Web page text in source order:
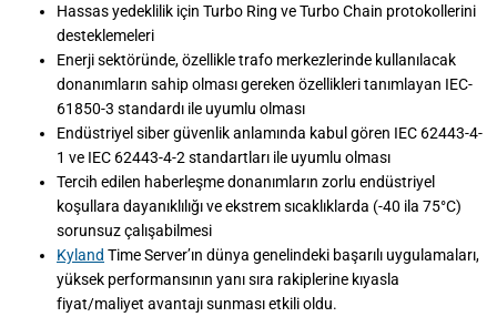
Hassas yedeklilik için Turbo Ring ve Turbo Chain protokollerini
desteklemeleri
Enerji sektöründe, özellikle trafo merkezlerinde kullanılacak
donanımların sahip olması gereken özellikleri tanımlayan IEC-
61850-3 standardı ile uyumlu olması
Endüstriyel siber güvenlik anlamında kabul gören IEC 62443-4-
1 ve IEC 62443-4-2 standartları ile uyumlu olması
Tercih edilen haberleşme donanımların zorlu endüstriyel
koşullara dayanıklılığı ve ekstrem sıcaklıklarda (-40 ila 75°C)
sorunsuz çalışabilmesi
Kyland Time Server’ın dünya genelindeki başarılı uygulamaları,
yüksek performansının yanı sıra rakiplerine kıyasla
fiyat/maliyet avantajı sunması etkili oldu.